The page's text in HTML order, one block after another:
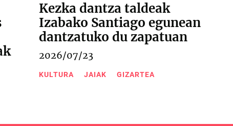
Kezka dantza taldeak
Izabako Santiago egunean
dantzatuko du zapatuan
2026/07/23
KULTURA JAIAK GIZARTEA